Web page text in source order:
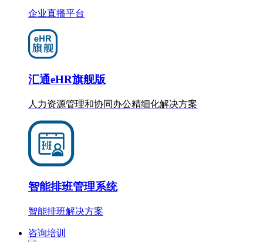
企业直播平台
汇通eHR旗舰版
人力资源管理和协同办公精细化解决方案
智能排班管理系统
智能排班解决方案
咨询培训